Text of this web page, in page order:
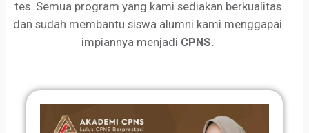
tes. Semua program yang kami sediakan berkualitas
dan sudah membantu siswa alumni kami menggapai
impiannya menjadi CPNS.